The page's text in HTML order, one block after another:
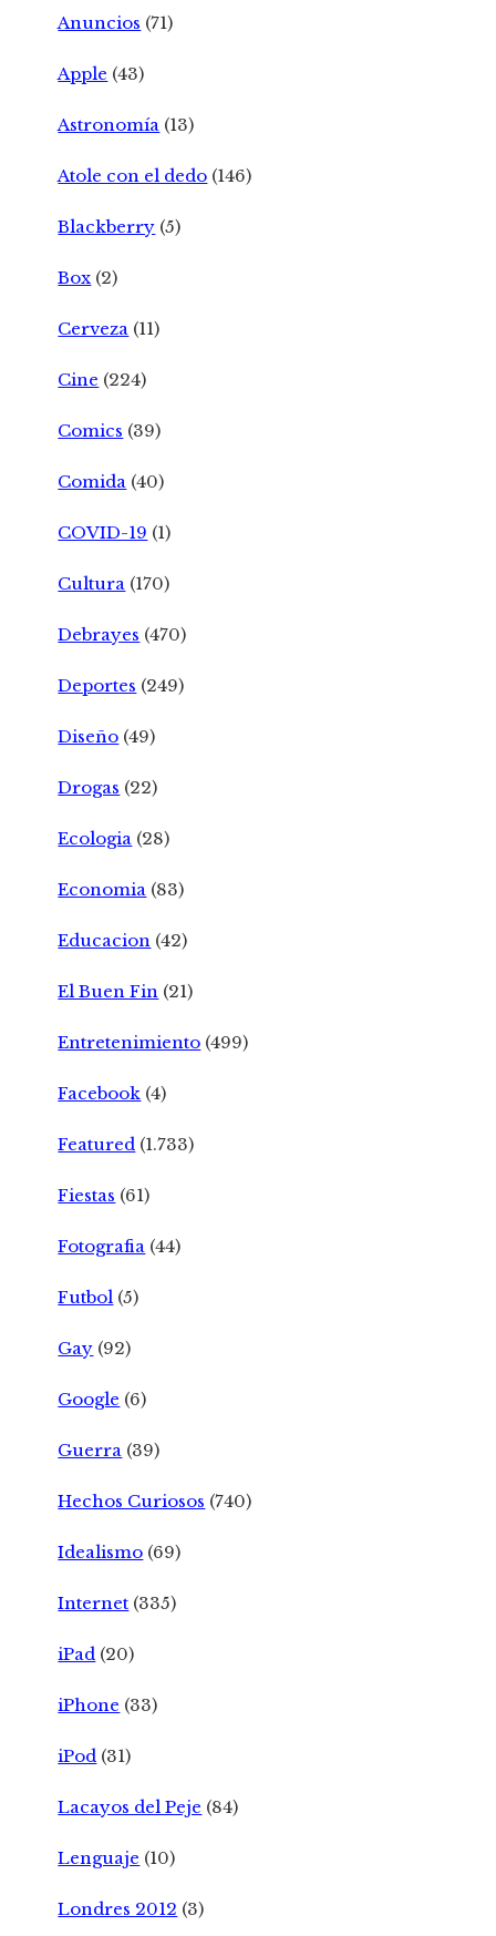
Anuncios (71)
Apple (43)
Astronomía (13)
Atole con el dedo (146)
Blackberry (5)
Box (2)
Cerveza (11)
Cine (224)
Comics (39)
Comida (40)
COVID-19 (1)
Cultura (170)
Debrayes (470)
Deportes (249)
Diseño (49)
Drogas (22)
Ecologia (28)
Economia (83)
Educacion (42)
El Buen Fin (21)
Entretenimiento (499)
Facebook (4)
Featured (1.733)
Fiestas (61)
Fotografia (44)
Futbol (5)
Gay (92)
Google (6)
Guerra (39)
Hechos Curiosos (740)
Idealismo (69)
Internet (335)
iPad (20)
iPhone (33)
iPod (31)
Lacayos del Peje (84)
Lenguaje (10)
Londres 2012 (3)